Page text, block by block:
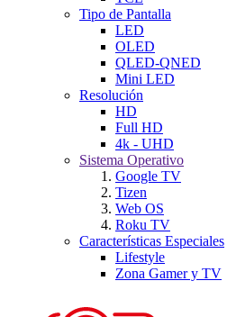
Tipo de Pantalla
LED
OLED
QLED-QNED
Mini LED
Resolución
HD
Full HD
4k - UHD
Sistema Operativo
Google TV
Tizen
Web OS
Roku TV
Características Especiales
Lifestyle
Zona Gamer y TV